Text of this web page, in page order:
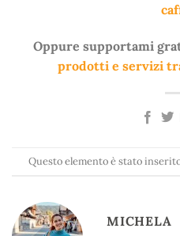
Oppure supportami
prodotti e servizi
Questo elemento è stato
MICHELA